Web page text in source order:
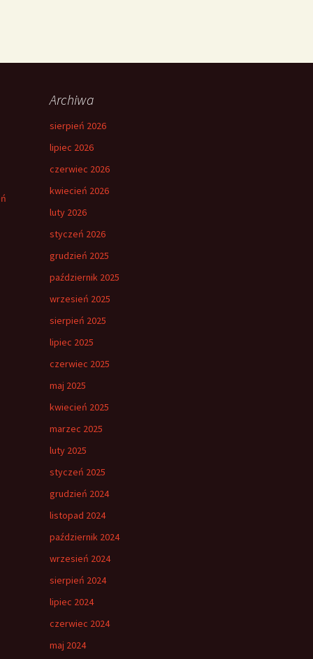
Archiwa
sierpień 2026
lipiec 2026
czerwiec 2026
kwiecień 2026
luty 2026
styczeń 2026
grudzień 2025
październik 2025
wrzesień 2025
sierpień 2025
lipiec 2025
czerwiec 2025
maj 2025
kwiecień 2025
marzec 2025
luty 2025
styczeń 2025
grudzień 2024
listopad 2024
październik 2024
wrzesień 2024
sierpień 2024
lipiec 2024
czerwiec 2024
maj 2024